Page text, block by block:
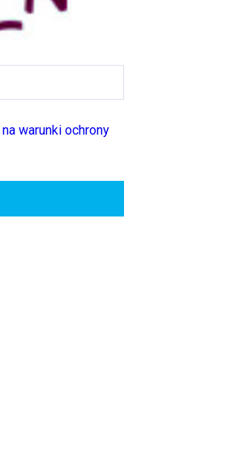
na warunki ochrony